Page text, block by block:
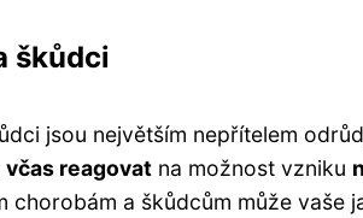
škůdci
jsou největším nepřítelem
včas reagovat na možnost vzniku
chorobám a škůdcům může vaše